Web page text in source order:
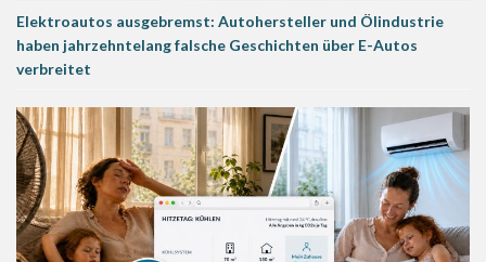
Elektroautos ausgebremst: Autohersteller und Ölindustrie
haben jahrzehntelang falsche Geschichten über E-Autos
verbreitet